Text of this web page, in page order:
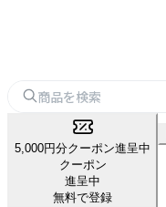
5,000円分クーポン進呈中
クーポン
進呈中
無料で登録